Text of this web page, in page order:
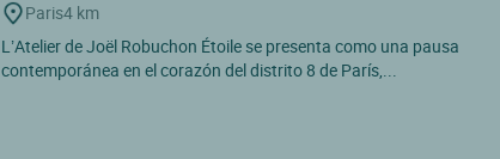
Paris4 km
L’Atelier de Joël Robuchon Étoile se presenta como una pausa
contemporánea en el corazón del distrito 8 de París,...